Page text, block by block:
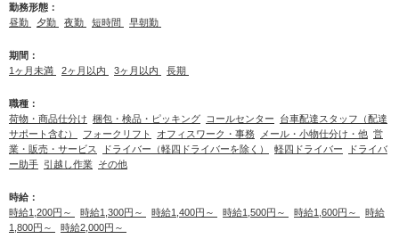
勤務形態：
昼勤
夕勤 夜勤 短時間 早朝勤
期間：
1ヶ月未満
2ヶ月以内 3ヶ月以内 長期
職種：
荷物・商品仕分け 梱包・検品・ピッキング コールセンター
台車配達スタッフ（配達
サポート含む）
フォークリフト オフィスワーク・事務 メール・小物仕分け・他 営
業・販売・サービス
ドライバー（軽四ドライバーを除く） 軽四ドライバー
ドライバ
ー助手 引越し作業 その他
時給：
時給1,200円～
時給1,300円～ 時給1,400円～ 時給1,500円～ 時給1,600円～
時給
1,800円～
時給2,000円～